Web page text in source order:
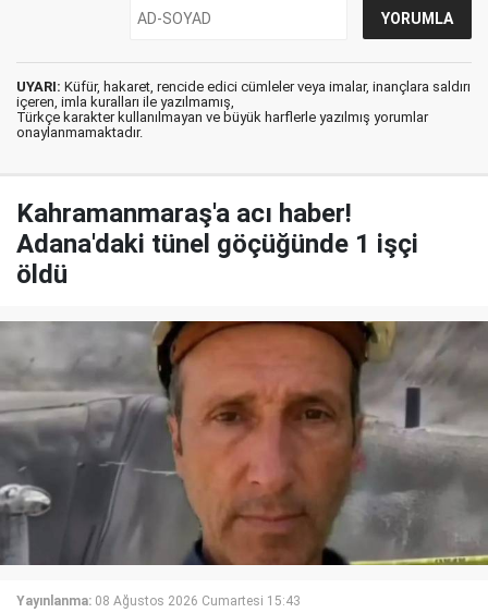
UYARI: Küfür, hakaret, rencide edici cümleler veya imalar, inançlara saldırı
içeren, imla kuralları ile yazılmamış,
Türkçe karakter kullanılmayan ve büyük harflerle yazılmış yorumlar
onaylanmamaktadır.
Kahramanmaraş'a acı haber!
Adana'daki tünel göçüğünde 1 işçi
öldü
Yayınlanma: 08 Ağustos 2026 Cumartesi 15:43